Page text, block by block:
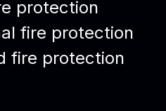
protection
fire protection
fire protection